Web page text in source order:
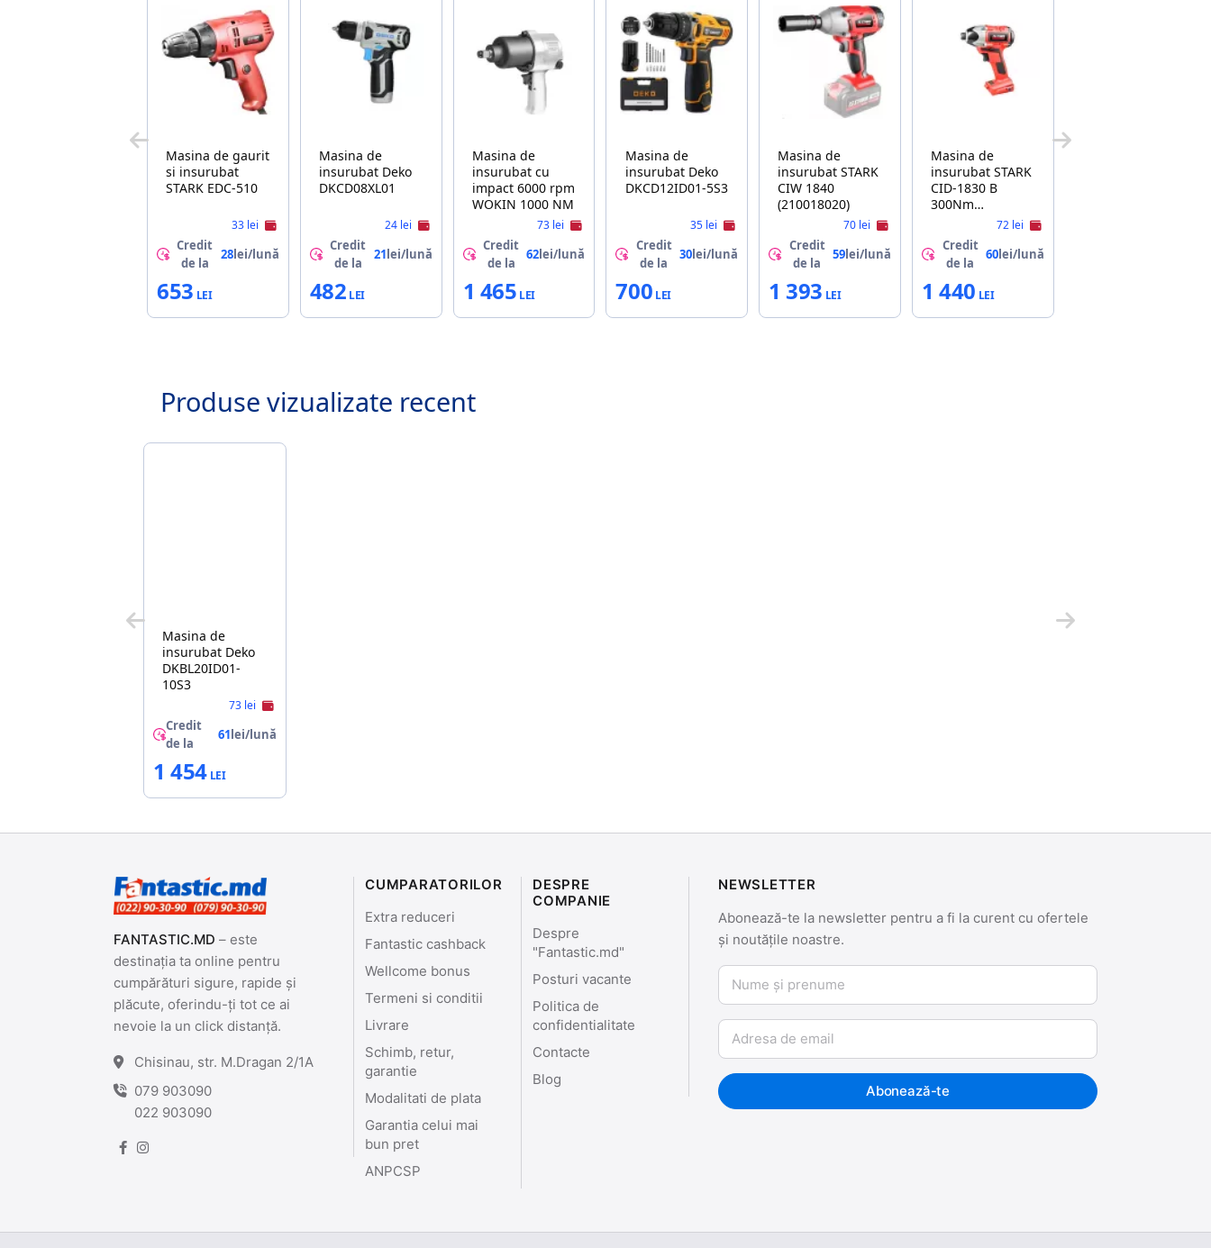
Masina de gaurit
si insurubat
STARK EDC-510
33 lei
Credit
de la
28lei/lună
653
Masina de
insurubat Deko
DKCD08XL01
24 lei
Credit
de la
21lei/lună
482
Masina de
insurubat cu
impact 6000 rpm
WOKIN 1000 NM
73 lei
Credit
de la
62lei/lună
1 465
Masina de
insurubat Deko
DKCD12ID01-5S3
35 lei
Credit
de la
30lei/lună
700
Masina de
insurubat STARK
CIW 1840
(210018020)
70 lei
Credit
de la
59lei/lună
1 393
Masina de
insurubat STARK
CID-1830 B
300Nm
(210018210)72 lei
Credit
de la
60lei/lună
1 440
Produse vizualizate recent
Masina de
insurubat Deko
DKBL20ID01-
10S3
73 lei
Credit
de la
61lei/lună
1 454
FANTASTIC.MD – este
destinația ta online pentru
cumpărături sigure, rapide și
plăcute, oferindu-ți tot ce ai
nevoie la un click distanță.
Chisinau, str. M.Dragan 2/1A
079 903090
022 903090
CUMPARATORILOR
Extra reduceri
Fantastic cashback
Wellcome bonus
Termeni si conditii
Livrare
Schimb, retur,
garantie
Modalitati de plata
Garantia celui mai
bun pret
ANPCSP
DESPRE
COMPANIE
Despre
"Fantastic.md"
Posturi vacante
Politica de
confidentialitate
Contacte
Blog
NEWSLETTER
Abonează-te la newsletter pentru a fi la curent cu ofertele
și noutățile noastre.
Nume și prenume
Email
Abonează-te